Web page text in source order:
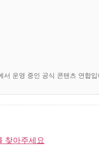
운영 중인 공식 콘텐츠 연합입
찾아주세요